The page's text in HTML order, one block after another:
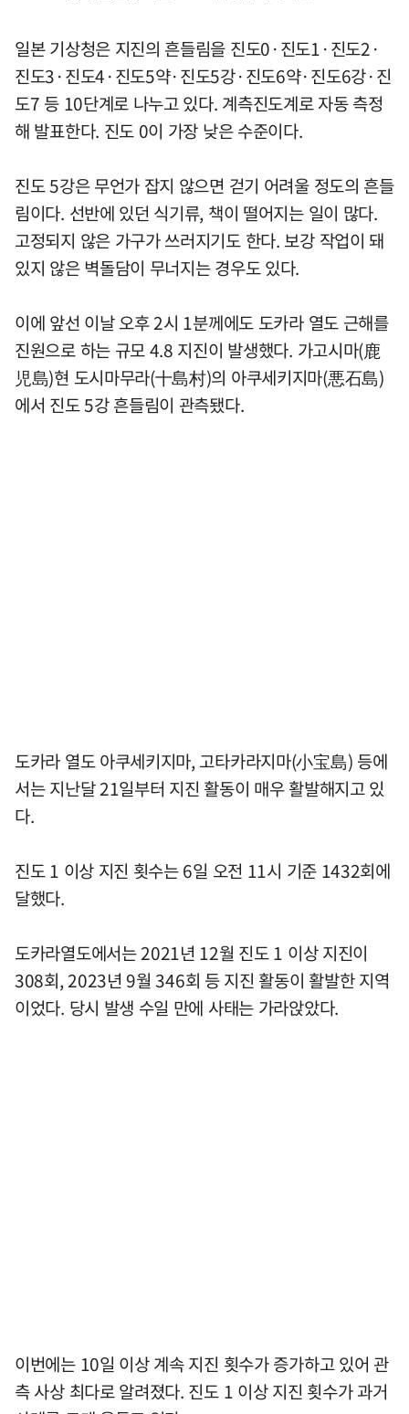
일본 기상청은 지진의 흔들림을 진도0·진도1·진도2·
진도3·진도4·진도5약·진도5강·진도6약·진도6강·진
도7 등 10단계로 나누고 있다. 계측진도계로 자동 측정
해 발표한다. 진도 0이 가장 낮은 수준이다.
진도 5강은 무언가 잡지 않으면 걷기 어려울 정도의 흔들
림이다. 선반에 있던 식기류, 책이 떨어지는 일이 많다.
고정되지 않은 가구가 쓰러지기도 한다. 보강 작업이 돼
있지 않은 벽돌담이 무너지는 경우도 있다.
이에 앞선 이날 오후 2시 1분께에도 도카라 열도 근해를
진원으로 하는 규모 4.8 지진이 발생했다. 가고시마(鹿
児島)현 도시마무라(十島村)의 아쿠세키지마(悪石島)
에서 진도 5강 흔들림이 관측됐다.
도카라 열도 아쿠세키지마, 고타카라지마(小宝島) 등에
서는 지난달 21일부터 지진 활동이 매우 활발해지고 있
다.
진도 1 이상 지진 횟수는 6일 오전 11시 기준 1432회에
달했다.
도카라열도에서는 2021년 12월 진도 1 이상 지진이
308회, 2023년 9월 346회 등 지진 활동이 활발한 지역
이었다. 당시 발생 수일 만에 사태는 가라앉았다.
이번에는 10일 이상 계속 지진 횟수가 증가하고 있어 관
측 사상 최다로 알려졌다. 진도 1 이상 지진 횟수가 과거